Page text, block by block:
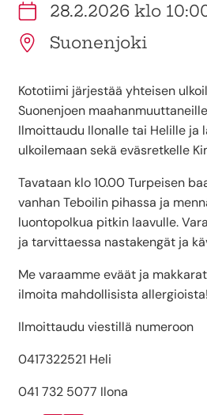
28.2.2026 klo
Suonenjoki
Kototiimi järjestää yhteisen
Suonenjoen
Ilmoittaudu Ilonalle tai Helille ja
ulkoilemaan sekä eväsretkelle
Tavataan klo 10.00 Turpeisen
vanhan Teboilin pihassa ja
luontopolkua pitkin laavulle.
ja tarvittaessa nastakengät ja
Me varaamme eväät ja
ilmoita mahdollisista allergioista!
Ilmoittaudu viestillä numeroon
0417322521 Heli
041 732 5077 Ilona